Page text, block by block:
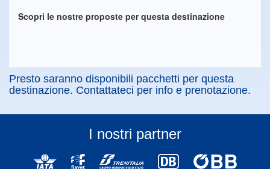
Scopri le nostre proposte per questa destinazione
Presto saranno disponibili pacchetti per questa
destinazione. Contattateci per info e prenotazione.
I nostri partner